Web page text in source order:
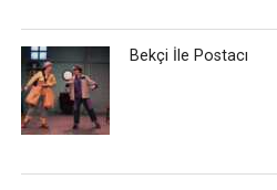
Bekçi İle Postacı